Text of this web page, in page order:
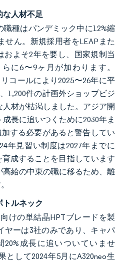
な人材不足
種はパンデミック中に12%縮
せん。新規採用者をLEAPまた
およそ2年を要し、国家規制当
に6〜9ヶ月が加わります。
コールにより2025〜26年に平
1,200件の計画外ショップビジ
材が枯渇しました。アジア開
長に追いつくために2030年ま
する必要があると警告してい
年見習い制度は2027年までに
育成することを目指しています
給の中東の職に移るため、離
ルネック
けの単結晶HPTブレードを製
ヤーは3社のみであり、キャパ
20%成長に追いついていませ
として2024年5月にA320neo生